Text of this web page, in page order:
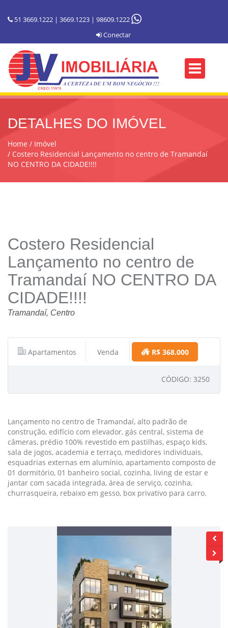
51 3669.1222 | 3669.1223 | 98609.1222
Conectar
DETALHES DO IMÓVEL
Home
Imóvel
Costero Residencial Lançamento no centro de Tramandaí
NO CENTRO DA CIDADE!!!!
Costero Residencial
Lançamento no centro de
Tramandaí NO CENTRO DA
CIDADE!!!!
Tramandaí, Centro
Apartamentos Venda R$ 368.000
CÓDIGO: 3250
Lançamento no centro de Tramandaí, alto padrão de
construção, edifício com elevador, gás central, sistema de
câmeras, prédio 100% revestido em pastilhas, espaço kids,
sala de jogos, academia e terraço, medidores individuais,
esquadrias externas em alumínio, apartamento composto de
01 dormitório, 01 banheiro social, cozinha, living de estar e
jantar com sacada integrada, área de serviço, cozinha,
churrasqueira, rebaixo em gesso, box privativo para carro.